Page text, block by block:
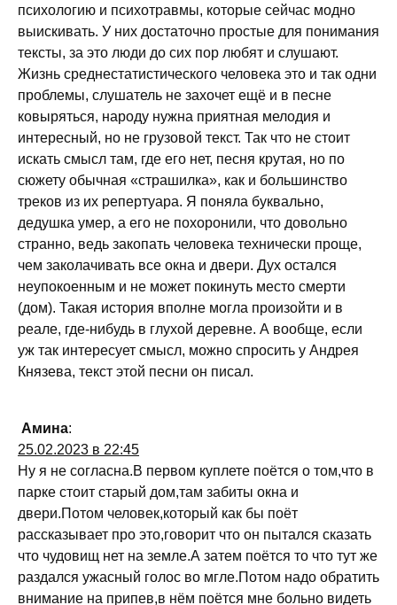
психологию и психотравмы, которые сейчас модно
выискивать. У них достаточно простые для понимания
тексты, за это люди до сих пор любят и слушают.
Жизнь среднестатистического человека это и так одни
проблемы, слушатель не захочет ещё и в песне
ковыряться, народу нужна приятная мелодия и
интересный, но не грузовой текст. Так что не стоит
искать смысл там, где его нет, песня крутая, но по
сюжету обычная «страшилка», как и большинство
треков из их репертуара. Я поняла буквально,
дедушка умер, а его не похоронили, что довольно
странно, ведь закопать человека технически проще,
чем заколачивать все окна и двери. Дух остался
неупокоенным и не может покинуть место смерти
(дом). Такая история вполне могла произойти и в
реале, где-нибудь в глухой деревне. А вообще, если
уж так интересует смысл, можно спросить у Андрея
Князева, текст этой песни он писал.
Амина:
25.02.2023 в 22:45
Ну я не согласна.В первом куплете поётся о том,что в
парке стоит старый дом,там забиты окна и
двери.Потом человек,который как бы поёт
рассказывает про это,говорит что он пытался сказать
что чудовищ нет на земле.А затем поётся то что тут же
раздался ужасный голос во мгле.Потом надо обратить
внимание на припев,в нём поётся мне больно видеть